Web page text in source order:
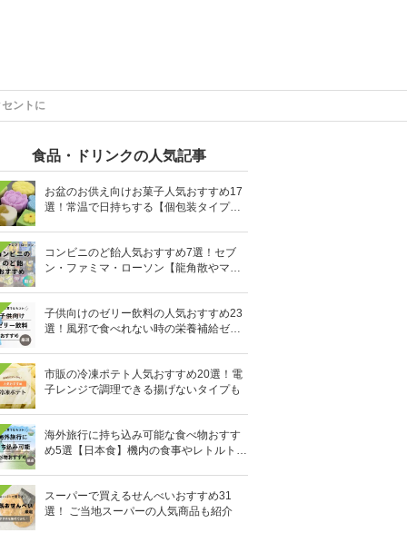
ントに
食品・ドリンクの人気記事
お盆のお供え向けお菓子人気おすすめ17
選！常温で日持ちする【個包装タイプ
コンビニのど飴人気おすすめ7選！セブ
ン・ファミマ・ローソン【龍角散やマヌ
子供向けのゼリー飲料の人気おすすめ23
選！風邪で食べれない時の栄養補給ゼリ
市販の冷凍ポテト人気おすすめ20選！電
子レンジで調理できる揚げないタイプも
海外旅行に持ち込み可能な食べ物おすす
め5選【日本食】機内の食事やレトルト食
スーパーで買えるせんべいおすすめ31
選！ ご当地スーパーの人気商品も紹介